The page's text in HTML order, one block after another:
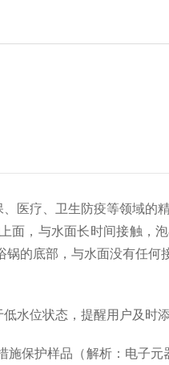
医疗、卫生防疫等领域的
，与水面长时间接触
的底部，与水面没有任
水位状态，提醒用户及时
保护样品（解析：电子